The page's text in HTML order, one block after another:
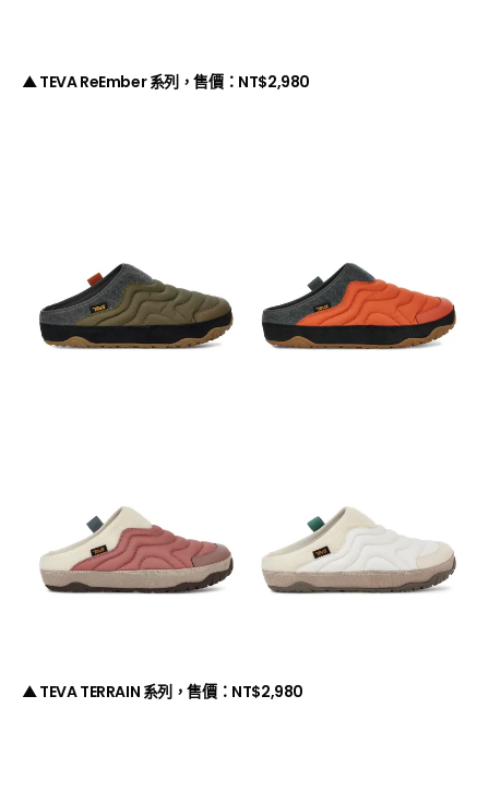
▲TEVA ReEmber 系列，售價： NT$2,980
▲TEVA TERRAIN 系列，售價： NT$2,980